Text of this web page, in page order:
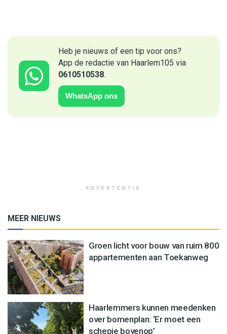
Heb je nieuws of een tip voor ons?
App de redactie van Haarlem105 via
0610510538.
WhatsApp ons
ADVERTENTIE
MEER NIEUWS
Groen licht voor bouw van ruim 800
appartementen aan Toekanweg
Haarlemmers kunnen meedenken
over bomenplan: ‘Er moet een
schepje bovenop’